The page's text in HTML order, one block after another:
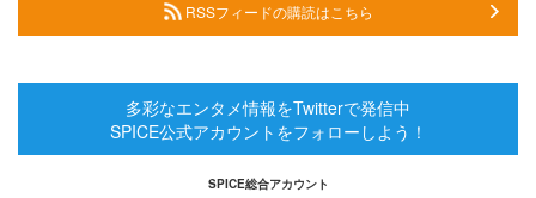
RSSフィードの購読はこちら
多彩なエンタメ情報をTwitterで発信中
SPICE公式アカウントをフォローしよう！
SPICE総合アカウント